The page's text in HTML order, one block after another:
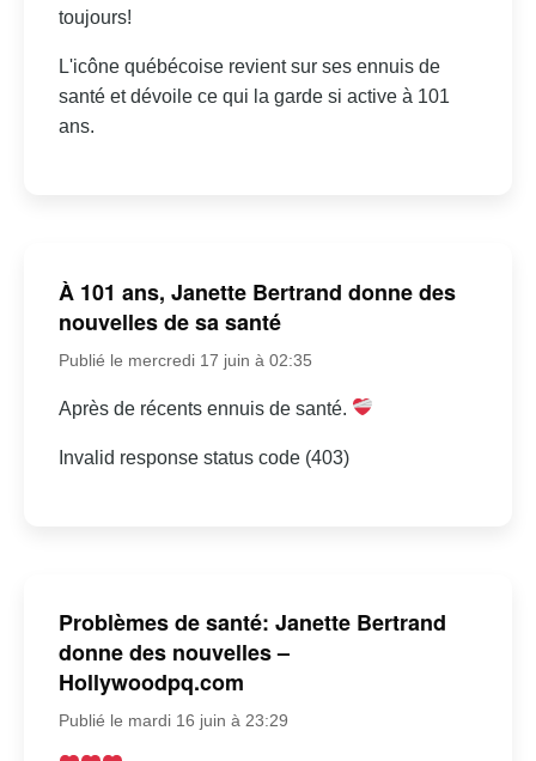
toujours!
L'icône québécoise revient sur ses ennuis de
santé et dévoile ce qui la garde si active à 101
ans.
À 101 ans, Janette Bertrand donne des
nouvelles de sa santé
Publié le mercredi 17 juin à 02:35
Après de récents ennuis de santé.
Invalid response status code (403)
Problèmes de santé: Janette Bertrand
donne des nouvelles –
Hollywoodpq.com
Publié le mardi 16 juin à 23:29